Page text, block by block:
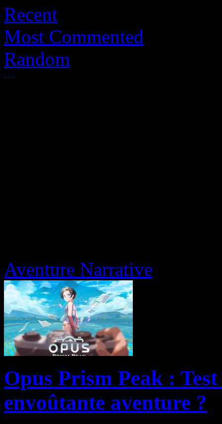
Recent
Most Commented
Random
Aventure Narrative
Opus Prism Peak :
envoûtante aventure ?